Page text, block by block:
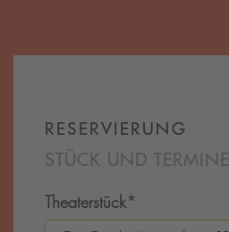
RESERVIERUNG
STÜCK UND TERMINE
Theaterstück*